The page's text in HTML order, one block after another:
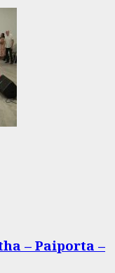
– Paiporta –